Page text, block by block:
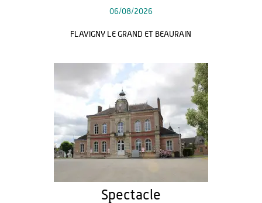
06/08/2026
FLAVIGNY LE GRAND ET BEAURAIN
Spectacle